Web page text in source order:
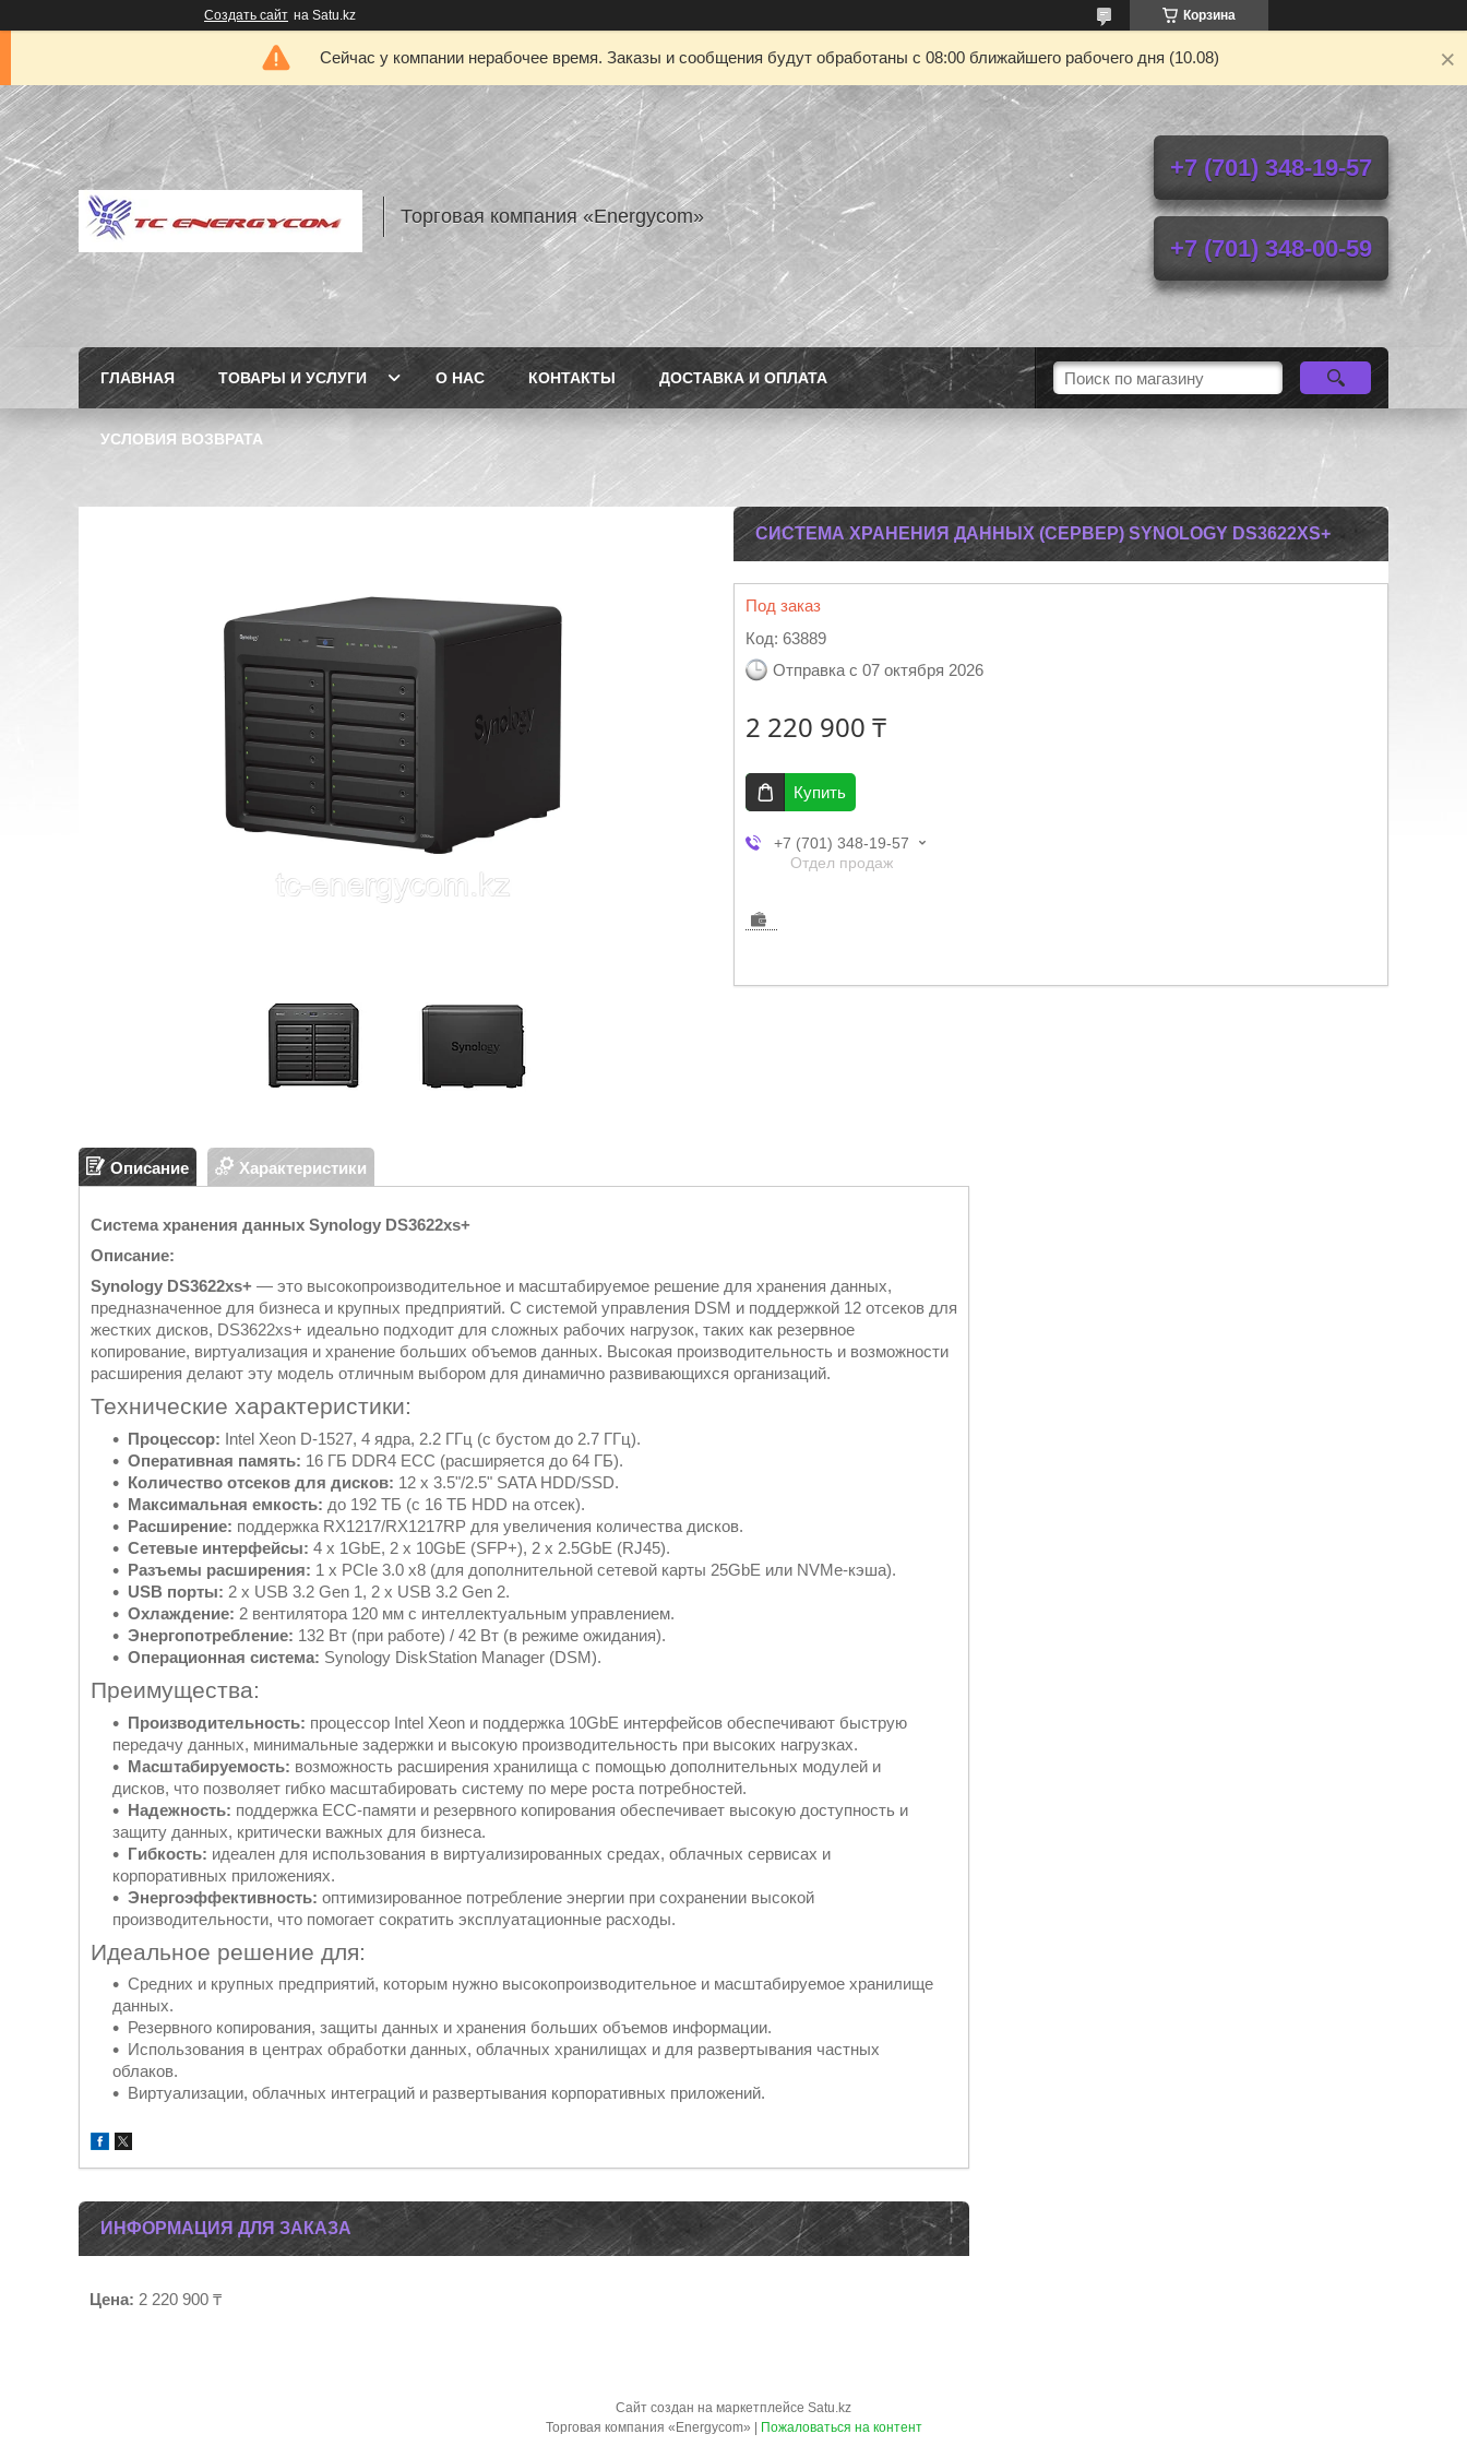
Создать сайт на Satu.kz Корзина
Сейчас у компании нерабочее время. Заказы и сообщения будут обработаны с 08:00 ближайшего рабочего дня (10.08)
Торговая компания «Energycom»
+7 (701) 348-19-57
+7 (701) 348-00-59
ГЛАВНАЯ ТОВАРЫ И УСЛУГИ О НАС КОНТАКТЫ ДОСТАВКА И ОПЛАТА
УСЛОВИЯ ВОЗВРАТА
СИСТЕМА ХРАНЕНИЯ ДАННЫХ (СЕРВЕР) SYNOLOGY DS3622XS+
Под заказ
Код: 63889
Отправка с 07 октября 2026
2 220 900 ₸
Купить
+7 (701) 348-19-57
Отдел продаж
Описание Характеристики
Система хранения данных Synology DS3622xs+
Описание:
Synology DS3622xs+ — это высокопроизводительное и масштабируемое решение для хранения данных,
предназначенное для бизнеса и крупных предприятий. С системой управления DSM и поддержкой 12 отсеков для
жестких дисков, DS3622xs+ идеально подходит для сложных рабочих нагрузок, таких как резервное
копирование, виртуализация и хранение больших объемов данных. Высокая производительность и возможности
расширения делают эту модель отличным выбором для динамично развивающихся организаций.
Технические характеристики:
Процессор: Intel Xeon D-1527, 4 ядра, 2.2 ГГц (с бустом до 2.7 ГГц).
Оперативная память: 16 ГБ DDR4 ECC (расширяется до 64 ГБ).
Количество отсеков для дисков: 12 x 3.5"/2.5" SATA HDD/SSD.
Максимальная емкость: до 192 ТБ (с 16 ТБ HDD на отсек).
Расширение: поддержка RX1217/RX1217RP для увеличения количества дисков.
Сетевые интерфейсы: 4 x 1GbE, 2 x 10GbE (SFP+), 2 x 2.5GbE (RJ45).
Разъемы расширения: 1 x PCIe 3.0 x8 (для дополнительной сетевой карты 25GbE или NVMe-кэша).
USB порты: 2 x USB 3.2 Gen 1, 2 x USB 3.2 Gen 2.
Охлаждение: 2 вентилятора 120 мм с интеллектуальным управлением.
Энергопотребление: 132 Вт (при работе) / 42 Вт (в режиме ожидания).
Операционная система: Synology DiskStation Manager (DSM).
Преимущества:
Производительность: процессор Intel Xeon и поддержка 10GbE интерфейсов обеспечивают быструю
передачу данных, минимальные задержки и высокую производительность при высоких нагрузках.
Масштабируемость: возможность расширения хранилища с помощью дополнительных модулей и
дисков, что позволяет гибко масштабировать систему по мере роста потребностей.
Надежность: поддержка ECC-памяти и резервного копирования обеспечивает высокую доступность и
защиту данных, критически важных для бизнеса.
Гибкость: идеален для использования в виртуализированных средах, облачных сервисах и
корпоративных приложениях.
Энергоэффективность: оптимизированное потребление энергии при сохранении высокой
производительности, что помогает сократить эксплуатационные расходы.
Идеальное решение для:
Средних и крупных предприятий, которым нужно высокопроизводительное и масштабируемое хранилище
данных.
Резервного копирования, защиты данных и хранения больших объемов информации.
Использования в центрах обработки данных, облачных хранилищах и для развертывания частных
облаков.
Виртуализации, облачных интеграций и развертывания корпоративных приложений.
ИНФОРМАЦИЯ ДЛЯ ЗАКАЗА
Цена: 2 220 900 ₸
Сайт создан на маркетплейсе Satu.kz
Пожаловаться на контент